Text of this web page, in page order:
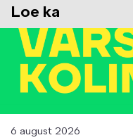
Loe ka
Image
6 august 2026